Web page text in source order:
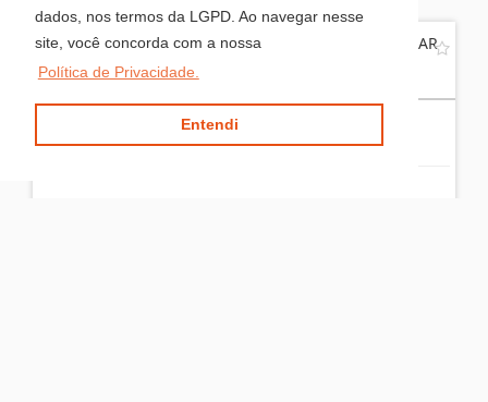
dados, nos termos da LGPD. Ao navegar nesse
site, você concorda com a nossa
Política de Privacidade.
Entendi
RESIDENCIAL SOL DA MANHÃ - PRONTO PARA MORAR
Centro - Balneário Camboriú
2